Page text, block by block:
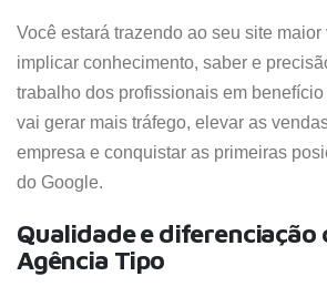
Você estará trazendo ao seu site
implicar conhecimento, saber e
trabalho dos profissionais em
vai gerar mais tráfego, elevar as
empresa e conquistar as primeiras
do Google.
Qualidade e diferenciação
Agência Tipo